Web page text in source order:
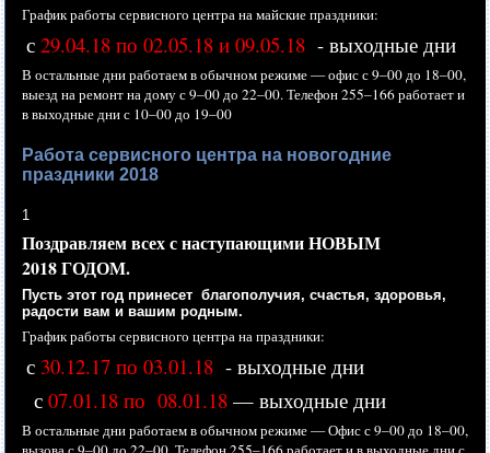
График работы сервисного центрана майскиепраздники:
с29.04.18 по 02.05.18 и 09.05.18 - выходные дни
В остальные дни работаемв обычномрежиме —офис с9–00 до 18–00,
выездна ремонтна домус9–00 до 22–00.Телефон255–166 работаети
в выходныедни с 10–00 до 19–00
Работа сервисного центра на новогодние
праздники 2018
1
Поздравляем всехс наступающимиНОВЫМ
2018 ГОДОМ.
Пусть этот год принесет благополучия, счастья, здоровья,
радости вами вашим родным.
График работы сервисного центрана праздники:
с 30.12.17 по 03.01.18 - выходные дни
с07.01.18 по 08.01.18 — выходные дни
В остальные дни работаемв обычномрежиме —Офис с9–00 до 18–00,